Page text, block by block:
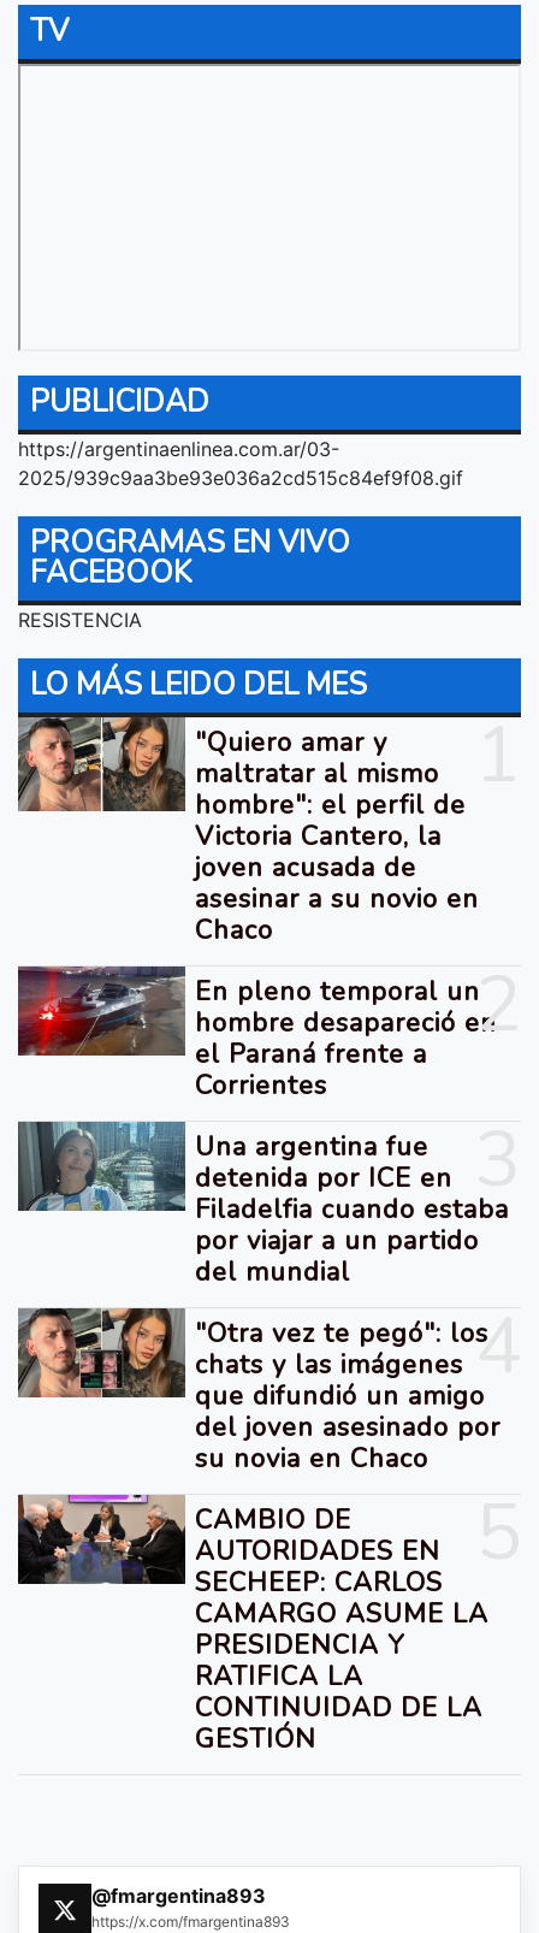
TV
PUBLICIDAD
https://argentinaenlinea.com.ar/03-
2025/939c9aa3be93e036a2cd515c84ef9f08.gif
PROGRAMAS EN VIVO
FACEBOOK
RESISTENCIA
LO MÁS LEIDO DEL MES
"Quiero amar y
maltratar al mismo
hombre": el perfil de
Victoria Cantero, la
joven acusada de
asesinar a su novio en
Chaco
2
En pleno temporal un
hombre desapareció en
el Paraná frente a
Corrientes
Una argentina fue
detenida por ICE en
Filadelfia cuando estaba
por viajar a un partido
del mundial
4
"Otra vez te pegó": los
chats y las imágenes
que difundió un amigo
del joven asesinado por
su novia en Chaco
CAMBIO DE
AUTORIDADES EN
SECHEEP: CARLOS
CAMARGO ASUME LA
PRESIDENCIA Y
RATIFICA LA
CONTINUIDAD DE LA
GESTIÓN
@fmargentina893
https://x.com/fmargentina893